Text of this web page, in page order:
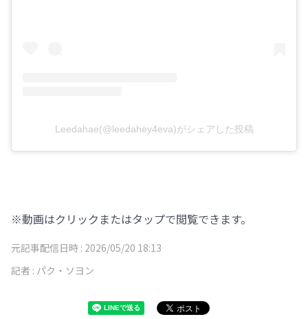
Leedahae(@leedahey4eva)がシェアした投稿
※動画はクリックまたはタップで閲覧できます。
元記事配信日時 : 2026/05/20 18:13
記者 : パク・ソヨン